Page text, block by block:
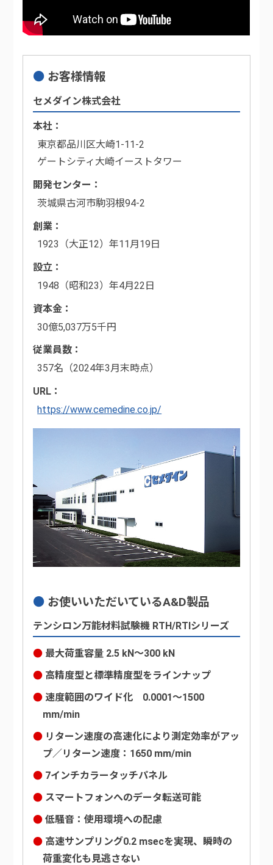
お客様情報
セメダイン株式会社
本社
東京都品川区大崎1-11-2
ゲートシティ大崎イーストタワー
開発センター
茨城県古河市駒羽根94-2
創業
1923（大正12）年11月19日
設立
1948（昭和23）年4月22日
資本金
30億5,037万5千円
従業員数
357名（2024年3月末時点）
URL
https://www.cemedine.co.jp/
お使いいただいているA&D製品
テンシロン万能材料試験機 RTH/RTIシリーズ
最大荷重容量 2.5 kN～300 kN
高精度型と標準精度型をラインナップ
速度範囲のワイド化 0.0001～1500
mm/min
リターン速度の高速化により測定効率がアッ
プ／リターン速度：1650 mm/min
7インチカラータッチパネル
スマートフォンへのデータ転送可能
低騒音：使用環境への配慮
高速サンプリング0.2 msecを実現、瞬時の
荷重変化も見逃さない